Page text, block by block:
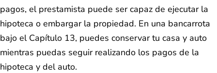
pagos, el prestamista puede ser capaz de ejecutar la
hipoteca o embargar la propiedad. En una bancarrota
bajo el Capítulo 13, puedes conservar tu casa y auto
mientras puedas seguir realizando los pagos de la
hipoteca y del auto.